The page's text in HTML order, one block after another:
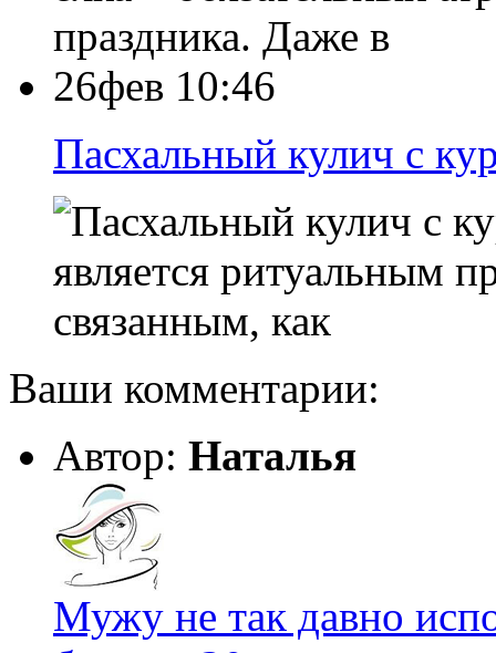
праздника. Даже в
26фев 10:46
Пасхальный кулич с
является ритуальным
связанным, как
Ваши комментарии:
Автор: Наталья
Мужу не так давно